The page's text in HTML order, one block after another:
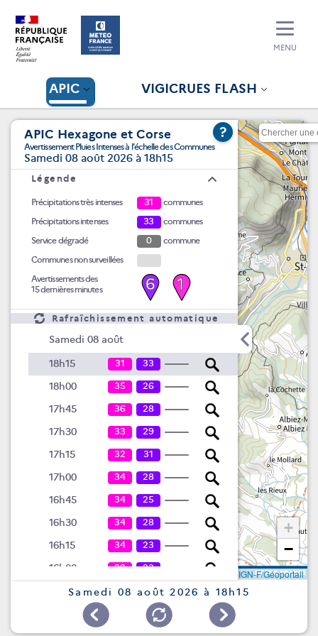
APIC VIGICRUES FLASH
MENU
APIC Hexagone et Corse
Avertissement Pluies Intenses à l'échelle des Communes
Samedi 08 août 2026 à 18h15
?
Légende
Précipitations très intenses 31
communes
Précipitations intenses
33
communes
Service dégradé
0
commune
Communes non surveillées
Avertissements des
15 dernières minutes
6 1
Rafraîchissement automatique
Samedi 08 août
18h15 31 33
18h00 35 26
17h45 36 28
17h30 33 29
17h15 32 31
17h00 34 28
16h45 34 25
16h30 34 28
16h15 34 23
16h00 22 23
15h45 15 22
11
+
−
IGN-F/Géoportail
Samedi 08 août 2026 à 18h15